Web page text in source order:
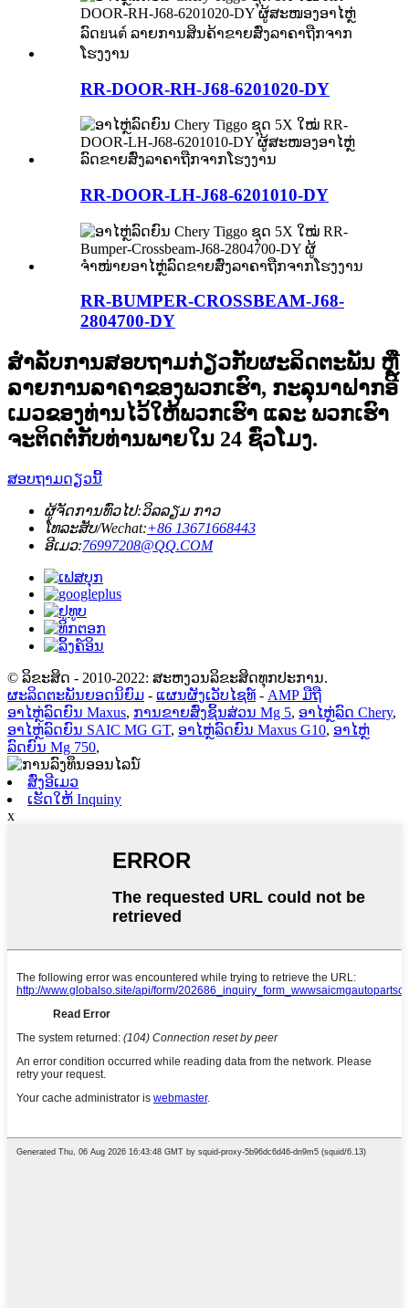
RR-DOOR-RH-J68-6201020-DY
RR-DOOR-LH-J68-6201010-DY
RR-BUMPER-CROSSBEAM-J68-
2804700-DY
ສຳລັບການສອບຖາມກ່ຽວກັບຜະລິດຕະພັນ ຫຼື
ລາຍການລາຄາຂອງພວກເຮົາ, ກະລຸນາຝາກອີ
ເມວຂອງທ່ານໄວ້ໃຫ້ພວກເຮົາ ແລະ ພວກເຮົາ
ຈະຕິດຕໍ່ກັບທ່ານພາຍໃນ 24 ຊົ່ວໂມງ.
ສອບຖາມດຽວນີ້
ຜູ້ຈັດການທົ່ວໄປ:ວິລລຽມ ກາວ
ໂທລະສັບ/Wechat:+86 13671668443
ອີເມວ:76997208@QQ.COM
© ລິຂະສິດ - 2010-2022: ສະຫງວນລິຂະສິດທຸກປະການ.
ຜະລິດຕະພັນຍອດນິຍົມ - ແຜນຜັງເວັບໄຊທ໌ - AMP ມືຖື
ອາໄຫຼ່ລົດຍົນ Maxus, ການຂາຍສົ່ງຊິ້ນສ່ວນ Mg 5, ອາໄຫຼ່ລົດ Chery,
ອາໄຫຼ່ລົດຍົນ SAIC MG GT, ອາໄຫຼ່ລົດຍົນ Maxus G10, ອາໄຫຼ່
ລົດຍົນ Mg 750,
ສົ່ງອີເມວ
ເຮັດໃຫ້ Inquiny
x